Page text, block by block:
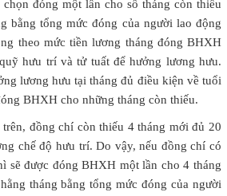
đóng một lần cho số tháng còn thiếu
bằng tổng mức đóng của người lao động
theo mức tiền lương tháng đóng BHXH
hưu trí và tử tuất để hưởng lương hưu.
lương hưu tại tháng đủ điều kiện về tuổi
BHXH cho những tháng còn thiếu.
đồng chí còn thiếu 4 tháng mới đủ 20
chế độ hưu trí. Do vậy, nếu đồng chí có
sẽ được đóng BHXH một lần cho 4 tháng
tháng bằng tổng mức đóng của người